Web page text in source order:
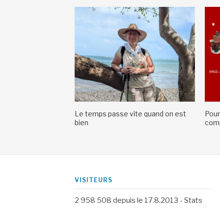
Le temps passe vite quand on est
bien
VISITEURS
2 958 508 depuis le 17.8.2013 - Stats